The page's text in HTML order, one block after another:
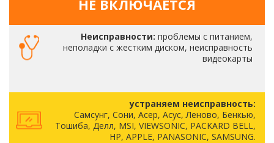
НЕ ВКЛЮЧАЕТСЯ
Неисправности: проблемы с питанием,
неполадки с жестким диском, неисправность
видеокарты
устраняем неисправность:
Самсунг, Сони, Асер, Асус, Леново, Бенкью,
Тошиба, Делл, MSI, VIEWSONIC, PACKARD BELL,
HP, APPLE, PANASONIC, SAMSUNG.